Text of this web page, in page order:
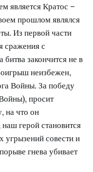
является Кратос –
прошлом являлся
Из первой части
сражения с
битва закончится не в
неизбежен,
Войны. За победу
просит
на что он
герой становится
совести и
гнева убивает